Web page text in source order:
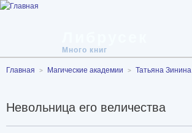
Много книг
Главная Магические академии Татьяна Зинина
Невольница его величества